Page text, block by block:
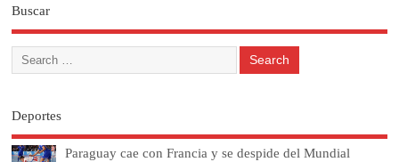
Buscar
Deportes
Paraguay cae con Francia y se despide del Mundial